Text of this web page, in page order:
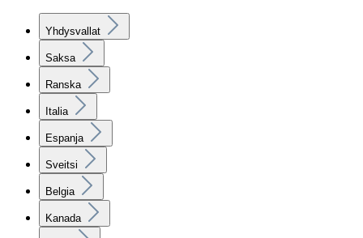
Yhdysvallat
Saksa
Ranska
Italia
Espanja
Sveitsi
Belgia
Kanada